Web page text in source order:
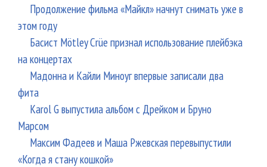
Продолжение фильма «Майкл» начнут снимать уже в
этом году
Басист Mötley Crüe признал использование плейбэка
на концертах
Мадонна и Кайли Миноуг впервые записали два
фита
Karol G выпустила альбом с Дрейком и Бруно
Марсом
Максим Фадеев и Маша Ржевская перевыпустили
«Когда я стану кошкой»